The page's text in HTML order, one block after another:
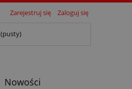
Zarejestruj się Zaloguj się
(pusty)
Nowości